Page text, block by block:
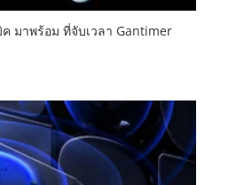
มาพร้อม ที่จับเวลา Gantimer